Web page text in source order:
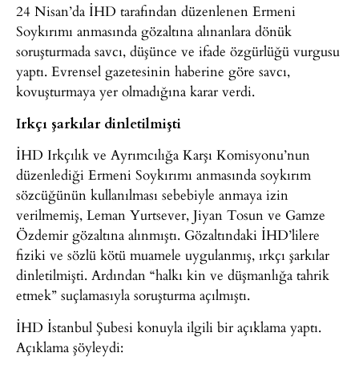
24 Nisan’da İHD tarafından düzenlenen Ermeni
Soykırımı anmasında gözaltına alınanlara dönük
soruşturmada savcı, düşünce ve ifade özgürlüğü vurgusu
yaptı. Evrensel gazetesinin haberine göre savcı,
kovuşturmaya yer olmadığına karar verdi.
Irkçı şarkılar dinletilmişti
İHD Irkçılık ve Ayrımcılığa Karşı Komisyonu’nun
düzenlediği Ermeni Soykırımı anmasında soykırım
sözcüğünün kullanılması sebebiyle anmaya izin
verilmemiş, Leman Yurtsever, Jiyan Tosun ve Gamze
Özdemir gözaltına alınmıştı. Gözaltındaki İHD’lilere
fiziki ve sözlü kötü muamele uygulanmış, ırkçı şarkılar
dinletilmişti. Ardından “halkı kin ve düşmanlığa tahrik
etmek” suçlamasıyla soruşturma açılmıştı.
İHD İstanbul Şubesi konuyla ilgili bir açıklama yaptı.
Açıklama şöyleydi: